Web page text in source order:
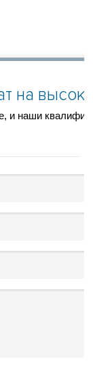
на
и наши